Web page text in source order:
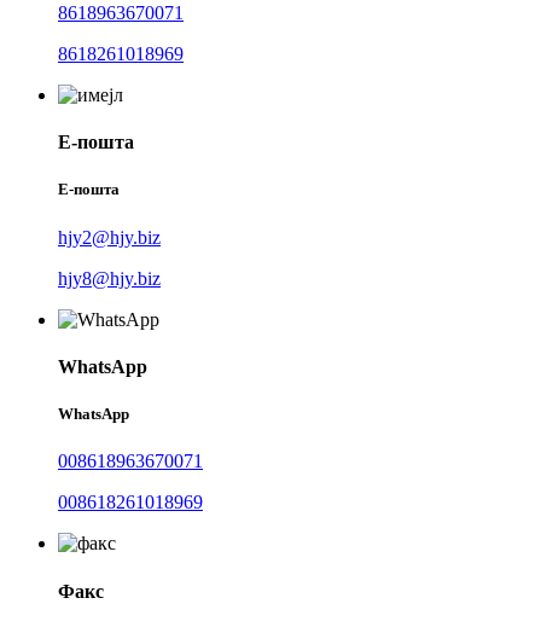
8618963670071
8618261018969
Е-пошта
Е-пошта
hjy2@hjy.biz
hjy8@hjy.biz
WhatsApp
WhatsApp
008618963670071
008618261018969
Факс